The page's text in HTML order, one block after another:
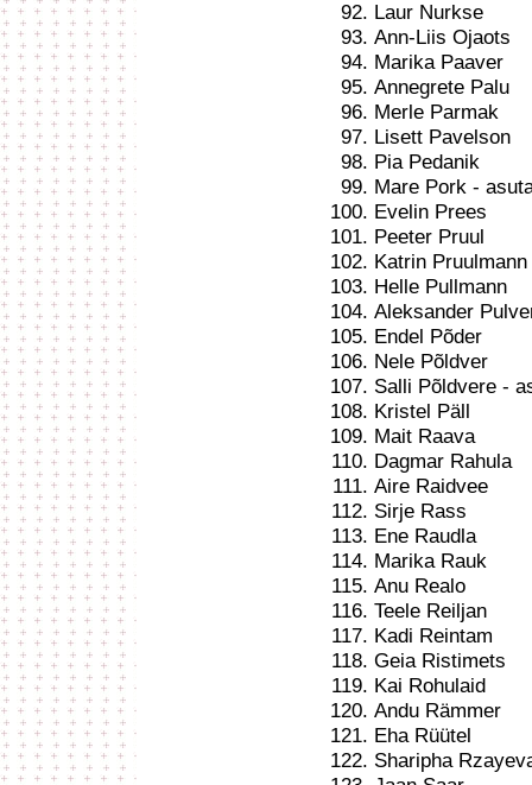
Laur Nurkse
Ann-Liis Ojaots
Marika Paaver
Annegrete Palu
Merle Parmak
Lisett Pavelson
Pia Pedanik
Mare Pork -
Evelin Prees
Peeter Pruul
Katrin Pruulmann
Helle Pullmann
Aleksander
Endel Põder
Nele Põldver
Salli Põldvere -
Kristel Päll
Mait Raava
Dagmar Rahula
Aire Raidvee
Sirje Rass
Ene Raudla
Marika Rauk
Anu Realo
Teele Reiljan
Kadi Reintam
Geia Ristimets
Kai Rohulaid
Andu Rämmer
Eha Rüütel
Sharipha